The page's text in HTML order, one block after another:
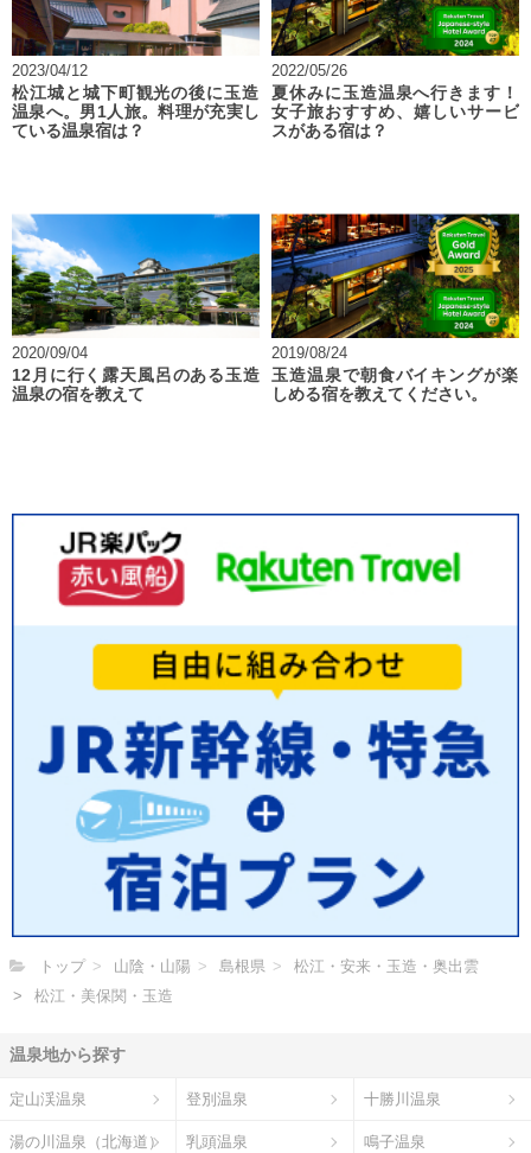
2023/04/12
松江城と城下町観光の後に玉造
温泉へ。男1人旅。料理が充実し
ている温泉宿は？
2022/05/26
夏休みに玉造温泉へ行きます！
女子旅おすすめ、嬉しいサービ
スがある宿は？
2020/09/04
12月に行く露天風呂のある玉造
温泉の宿を教えて
2019/08/24
玉造温泉で朝食バイキングが楽
しめる宿を教えてください。
トップ 山陰・山陽 島根県
松江・安来・玉造・奥出雲
松江・美保関・玉造
温泉地から探す
定山渓温泉 登別温泉 十勝川温泉
湯の川温泉（北海道） 乳頭温泉 鳴子温泉